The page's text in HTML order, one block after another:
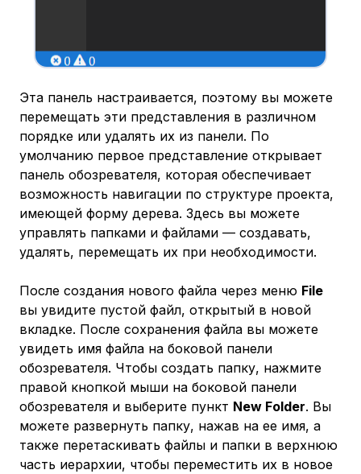
Эта панель настраивается, поэтому вы можете
перемещать эти представления в различном
порядке или удалять их из панели. По
умолчанию первое представление открывает
панель обозревателя, которая обеспечивает
возможность навигации по структуре проекта,
имеющей форму дерева. Здесь вы можете
управлять папками и файлами — создавать,
удалять, перемещать их при необходимости.
После создания нового файла через меню File
вы увидите пустой файл, открытый в новой
вкладке. После сохранения файла вы можете
увидеть имя файла на боковой панели
обозревателя. Чтобы создать папку, нажмите
правой кнопкой мыши на боковой панели
обозревателя и выберите пункт New Folder. Вы
можете развернуть папку, нажав на ее имя, а
также перетаскивать файлы и папки в верхнюю
часть иерархии, чтобы переместить их в новое